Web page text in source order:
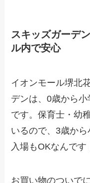
スキッズガーデ
ル内で安心
イオンモール堺北
デンは、0歳から
です。保育士・幼
いるので、3歳か
入場もOKなんです
お買い物のついで